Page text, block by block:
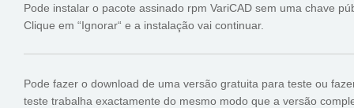
Pode instalar o pacote assinado rpm VariCAD sem uma chave
Clique em “Ignorar“ e a instalação vai continuar.
Pode fazer o download de uma versão gratuita para teste ou
teste trabalha exactamente do mesmo modo que a versão